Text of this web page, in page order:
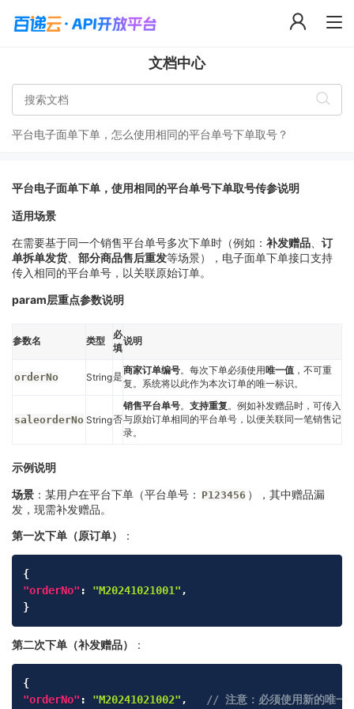
文档中心
平台电子面单下单，怎么使用相同的平台单号下单取号？
平台电子面单下单，使用相同的平台单号下单取号传参说明
适用场景
在需要基于同一个销售平台单号多次下单时（例如： 补发赠品
订
单拆单发货、 部分商品售后重发等场景），电子面单下单接口支持
传入相同的平台单号，以关联原始订单。
param层重点参数说明
参数名 类型
必
填
说明
orderNo String是
商家订单编号。每次下单必须使用唯一值 ，不可重
复。系统将以此作为本次订单的唯一标识。
saleorderNo String否
销售平台单号。 支持重复。例如补发赠品时，可传入
与原始订单相同的平台单号，以便关联同一笔销售记
录。
示例说明
场景 ：某用户在平台下单（平台单号： P123456 ），其中赠品漏
发，现需补发赠品。
第一次下单（原订单）
：
{
"orderNo" : "M20241021001" ,
}
第二次下单（补发赠品） ：
{
"orderNo" : "M20241021002" , // 注意：必须使用新的唯一